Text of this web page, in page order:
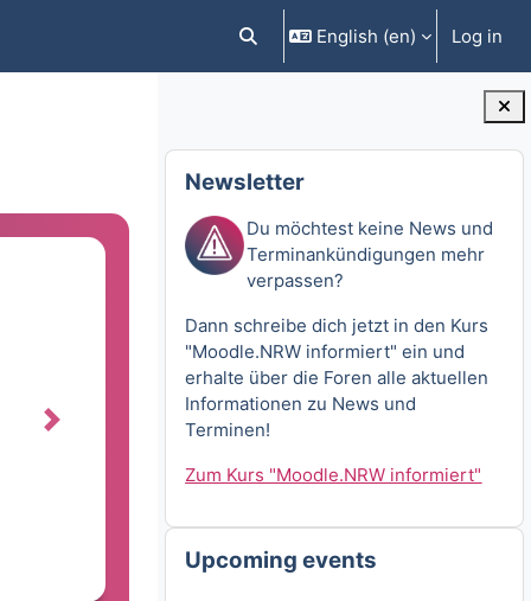
Toggle search input
English ‎(en)‎ Log in
Blocks
Skip Newsletter
Newsletter
Du möchtest keine News und
Terminankündigungen mehr
verpassen?
Dann schreibe dich jetzt in den Kurs
"Moodle.NRW informiert" ein und
erhalte über die Foren alle aktuellen
Informationen zu News und
Terminen!
Zum Kurs "Moodle.NRW informiert"
Skip Upcoming events
Upcoming events
next